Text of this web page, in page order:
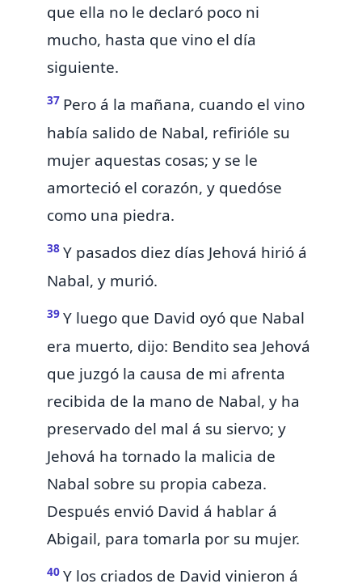
que ella no le declaró poco ni
mucho, hasta que vino el día
siguiente.
37 Pero á la mañana, cuando el vino
había salido de Nabal, refirióle su
mujer aquestas cosas; y se le
amorteció el corazón, y quedóse
como una piedra.
38 Y pasados diez días Jehová hirió á
Nabal, y murió.
39 Y luego que David oyó que Nabal
era muerto, dijo: Bendito sea Jehová
que juzgó la causa de mi afrenta
recibida de la mano de Nabal, y ha
preservado del mal á su siervo; y
Jehová ha tornado la malicia de
Nabal sobre su propia cabeza.
Después envió David á hablar á
Abigail, para tomarla por su mujer.
40 Y los criados de David vinieron á